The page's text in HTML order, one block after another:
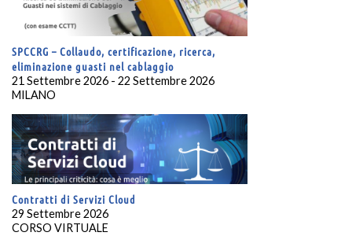
SPCCRG – Collaudo, certificazione, ricerca,
eliminazione guasti nel cablaggio
21 Settembre 2026 - 22 Settembre 2026
MILANO
Contratti di Servizi Cloud
29 Settembre 2026
CORSO VIRTUALE